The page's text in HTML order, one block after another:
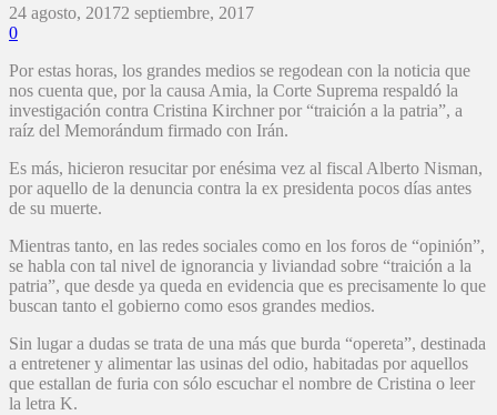
24 agosto, 20172 septiembre, 2017
0
Por estas horas, los grandes medios se regodean con la noticia que
nos cuenta que, por la causa Amia, la Corte Suprema respaldó la
investigación contra Cristina Kirchner por “traición a la patria”, a
raíz del Memorándum firmado con Irán.
Es más, hicieron resucitar por enésima vez al fiscal Alberto Nisman,
por aquello de la denuncia contra la ex presidenta pocos días antes
de su muerte.
Mientras tanto, en las redes sociales como en los foros de “opinión”,
se habla con tal nivel de ignorancia y liviandad sobre “traición a la
patria”, que desde ya queda en evidencia que es precisamente lo que
buscan tanto el gobierno como esos grandes medios.
Sin lugar a dudas se trata de una más que burda “opereta”, destinada
a entretener y alimentar las usinas del odio, habitadas por aquellos
que estallan de furia con sólo escuchar el nombre de Cristina o leer
la letra K.